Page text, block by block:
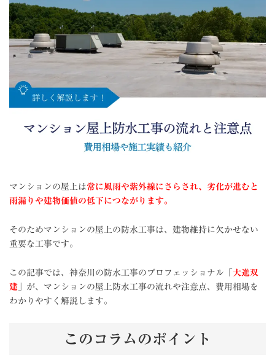
マンションの屋上は常に風雨や紫外線にさらされ、劣化が進むと
雨漏りや建物価値の低下につながります。
そのためマンションの屋上の防水工事は、建物維持に欠かせない
重要な工事です。
この記事では、神奈川の防水工事のプロフェッショナル「 大進双
建 」が、マンションの屋上防水工事の流れや注意点、費用相場を
わかりやすく解説します。
このコラムのポイント